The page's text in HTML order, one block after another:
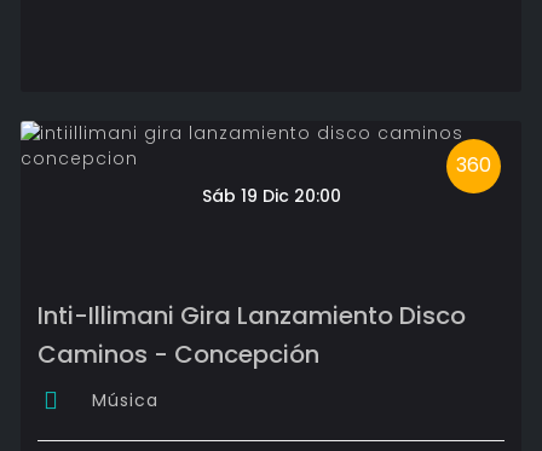
360
Sáb 19 Dic 20:00
Inti-Illimani Gira Lanzamiento Disco
Caminos - Concepción
Música